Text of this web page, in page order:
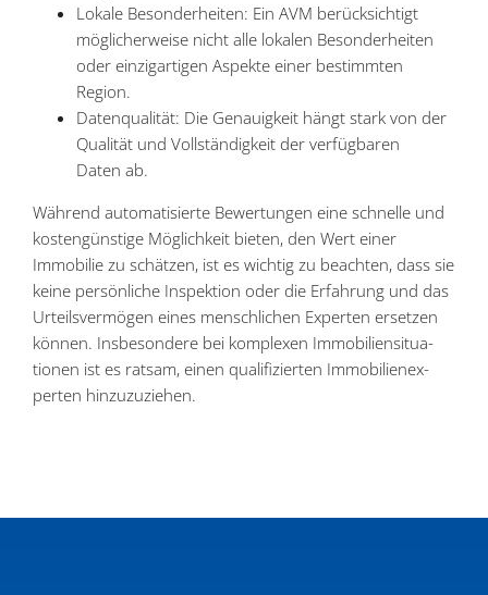
Lokale Beson­der­heiten: Ein AVM berück­sichtigt
mögli­cher­weise nicht alle lokalen Beson­der­heiten
oder einzig­ar­tigen Aspekte einer bestimmten
Region.
Daten­qua­lität: Die Genau­igkeit hängt stark von der
Qualität und Vollstän­digkeit der verfüg­baren
Daten ab.
Während automa­ti­sierte Bewer­tungen eine schnelle und
kosten­günstige Möglichkeit bieten, den Wert einer
Immobilie zu schätzen, ist es wichtig zu beachten, dass sie
keine persön­liche Inspektion oder die Erfahrung und das
Urteils­ver­mögen eines mensch­lichen Experten ersetzen
können. Insbe­sondere bei komplexen Immobi­li­en­si­tua­
tionen ist es ratsam, einen quali­fi­zierten Immobi­li­en­ex­
perten hinzuzuziehen.